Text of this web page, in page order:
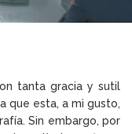
tanta gracia y sutil
que esta, a mi gusto,
Sin embargo, por